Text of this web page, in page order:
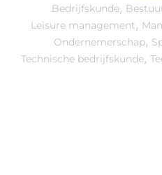
Bedrijfskunde,
Leisure management,
Ondernemerschap,
Technische bedrijfskunde,